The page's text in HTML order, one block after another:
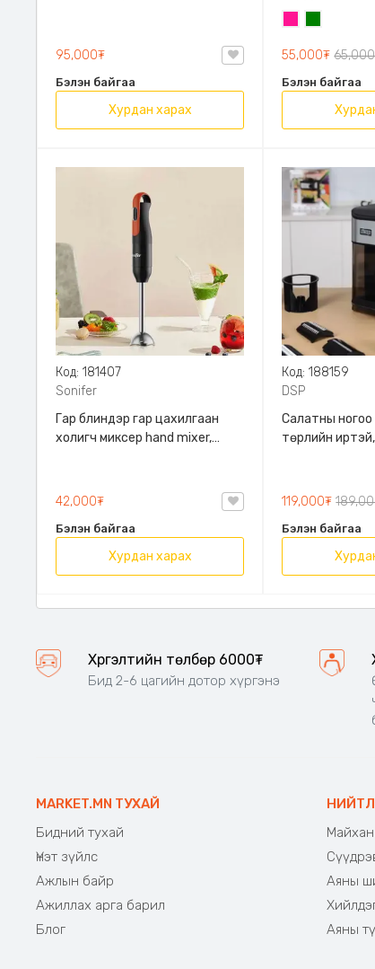
миксердээд аваад явах
загвартай , Sonifer, SF-8151,
Хүнсний зориулалттай
Хуванцар
95,000₮
Бэлэн байгаа
Хурдан харах
Sonifer, SF-8131
55,000₮
Бэлэн байгаа
Код: 181407
Sonifer
Гар блиндэр гар цахилгаан
холигч миксер hand mixer,
15000RPM эргэлтийн хурдтай,
Бүх төрлийн махны зутан, жимс
ногооны нухаш, крем хийх
боломжтой
42,000₮
Бэлэн байгаа
Хурдан харах
Код: 188159
DSP
Салатны ногоо
төрлийн
Хэрэглэхэд
119,000₮
Бэлэн байгаа
Хүргэлтийн төлбөр 6000₮
Бид 2-6 цагийн дотор хүргэнэ
MARKET.MN ТУХАЙ
Бидний тухай
Үнэт зүйлс
Ажлын байр
Ажиллах арга барил
Блог
Майхан
Аяны
Аяны